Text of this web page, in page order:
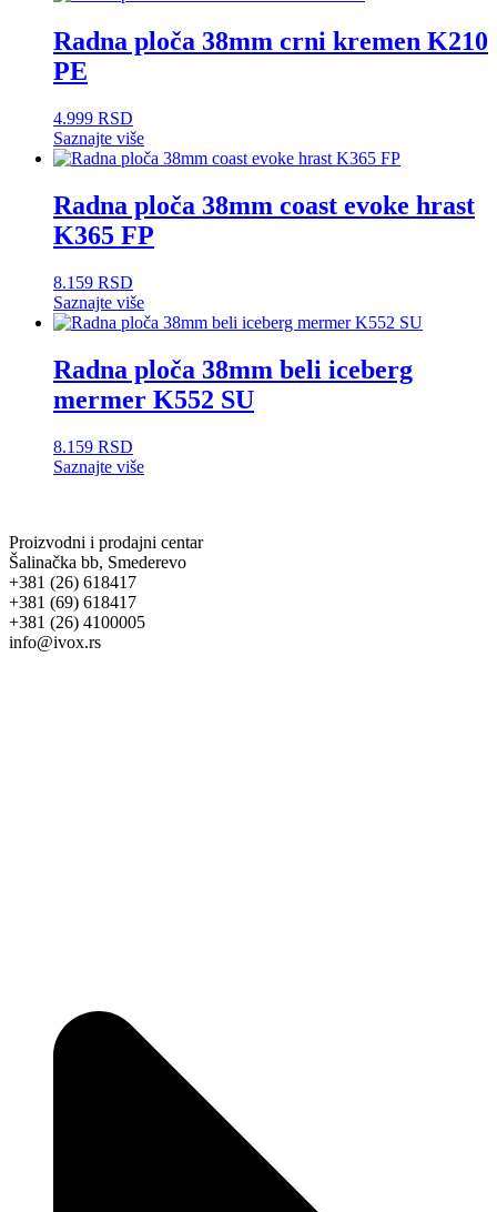
Radna ploča 38mm crni kremen K210
PE
4.999 RSD
Saznajte više
Radna ploča 38mm coast evoke hrast
K365 FP
8.159 RSD
Saznajte više
Radna ploča 38mm beli iceberg
mermer K552 SU
8.159 RSD
Saznajte više
Proizvodni i prodajni centar
Šalinačka bb, Smederevo
+381 (26) 618417
+381 (69) 618417
+381 (26) 4100005
info@ivox.rs